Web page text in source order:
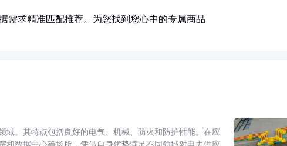
需求精准匹配推荐。为您找到您心中的专属商品
域。其特点包括良好的电气、机械、防火和防护性能。在应